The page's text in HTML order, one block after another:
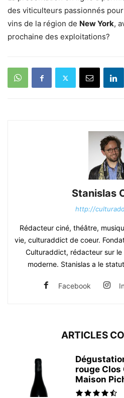
des viticulteurs passionnés
vins de la région de New York,
prochaine des exploitations?
Stanislas
http://
Rédacteur ciné, théâtre,
vie, culturaddict de coeur.
Culturaddict, rédacteur sur le
moderne. Stanislas a le
Facebook
ARTICLES
rouge Clos
Maison